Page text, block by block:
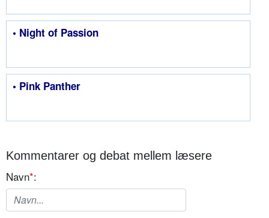
• Night of Passion
• Pink Panther
Kommentarer og debat mellem læsere
Navn*: